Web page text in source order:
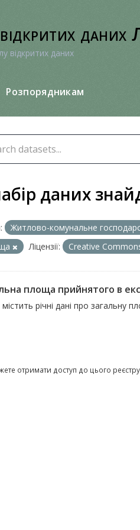
даних
відкритих даних
Розпорядникам
даних
Житлово-комунальне
Ліцензії: Creative
площа прийнятого в
містить річні дані про
отримати доступ до цього